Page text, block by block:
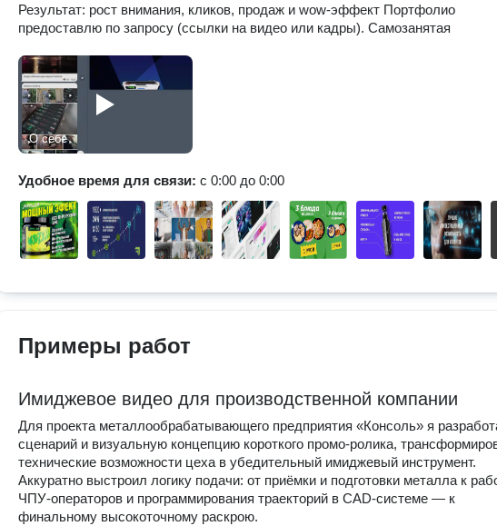
Результат: рост внимания, кликов, продаж и wow-эффект Портфолио
предоставлю по запросу (ссылки на видео или кадры). Самозанятая
О себе
Удобное время для связи: с 0:00 до 0:00
Примеры работ
Имиджевое видео для производственной компании
Для проекта металлообрабатывающего предприятия «Консоль» я
сценарий и визуальную концепцию короткого промо-ролика,
технические возможности цеха в убедительный имиджевый инструмент.
Аккуратно выстроил логику подачи: от приёмки и подготовки металла к
ЧПУ-операторов и программирования траекторий в CAD-системе — к
финальному высокоточному раскрою.